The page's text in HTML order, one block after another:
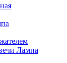
Лампа